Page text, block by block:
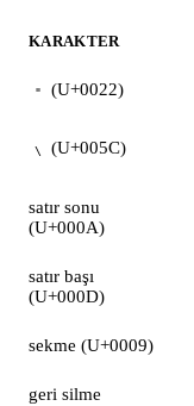
KARAKTER
" (U+0022)
\ (U+005C)
satır sonu
(U+000A)
satır başı
(U+000D)
sekme (U+0009)
geri silme